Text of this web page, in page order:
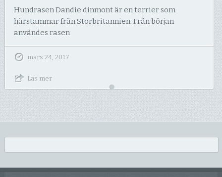
Hundrasen Dandie dinmont är en terrier som
härstammar från Storbritannien. Från början
användes rasen
mars 24, 2017
Läs mer